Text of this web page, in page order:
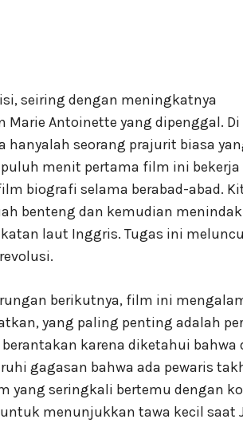
seiring dengan meningkatnya
Antoinette yang dipenggal.
seorang prajurit biasa
menit pertama film ini bekerja
biografi selama berabad-abad.
benteng dan kemudian
laut Inggris. Tugas ini
berikutnya, film ini
yang paling penting adalah
karena diketahui bahwa
gagasan bahwa ada pewaris
yang seringkali bertemu dengan
menunjukkan tawa kecil saat